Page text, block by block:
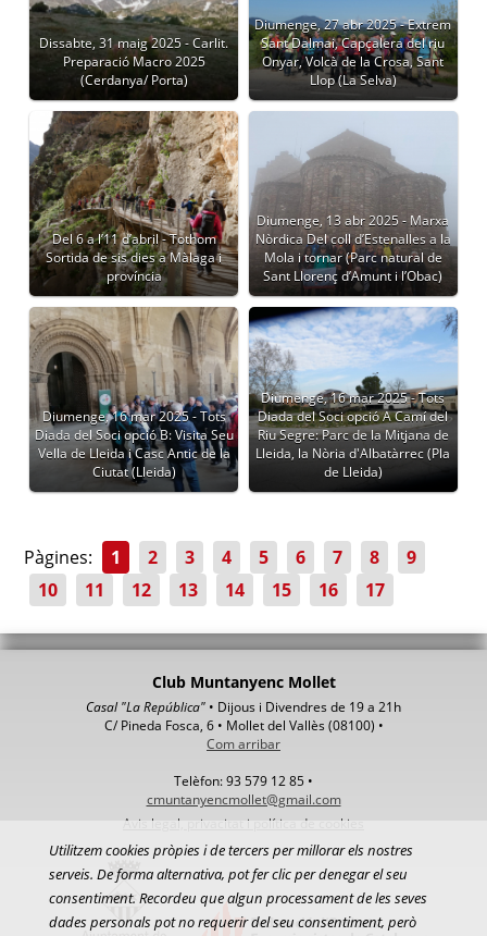
Dissabte, 31 maig 2025 - Carlit.
Preparació Macro 2025
(Cerdanya/ Porta)
Diumenge, 27 abr 2025 - Extrem
Sant Dalmai, Capçalera del riu
Onyar, Volcà de la Crosa, Sant
Llop (La Selva)
Del 6 a l’11 d’abril - Tothom
Sortida de sis dies a Màlaga i
província
Diumenge, 13 abr 2025 - Marxa
Nòrdica Del coll d’Estenalles a la
Mola i tornar (Parc natural de
Sant Llorenç d’Amunt i l’Obac)
Diumenge, 16 mar 2025 - Tots
Diada del Soci opció B: Visita Seu
Vella de Lleida i Casc Antic de la
Ciutat (Lleida)
Diumenge, 16 mar 2025 - Tots
Diada del Soci opció A Camí del
Riu Segre: Parc de la Mitjana de
Lleida, la Nòria d'Albatàrrec (Pla
de Lleida)
Pàgines: 1 2 3 4 5 6 7 8
9
10
11 12 13 14 15 16 17
Club Muntanyenc Mollet
Casal "La República" • Dijous i Divendres de 19 a 21h
C/ Pineda Fosca, 6 • Mollet del Vallès (08100) •
Com arribar
Telèfon: 93 579 12 85 •
cmuntanyencmollet@gmail.com
Avis legal, privacitat i política de cookies
Utilitzem cookies pròpies i de tercers per millorar els nostres
serveis. De forma alternativa, pot fer clic per denegar el seu
consentiment. Recordeu que algun processament de les seves
dades personals pot no requerir del seu consentiment, però